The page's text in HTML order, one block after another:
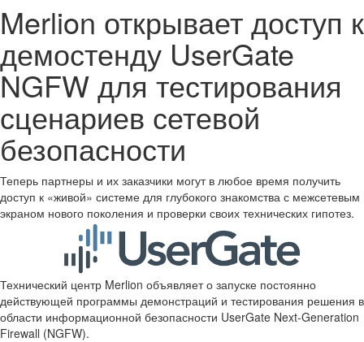
Merlion открывает доступ к
демостенду UserGate
NGFW для тестирования
сценариев сетевой
безопасности
Теперь партнеры и их заказчики могут в любое время получить
доступ к «живой» системе для глубокого знакомства с межсетевым
экраном нового поколения и проверки своих технических гипотез.
Технический центр Merlion объявляет о запуске постоянно
действующей программы демонстраций и тестирования решения в
области информационной безопасности UserGate Next-Generation
Firewall (NGFW).